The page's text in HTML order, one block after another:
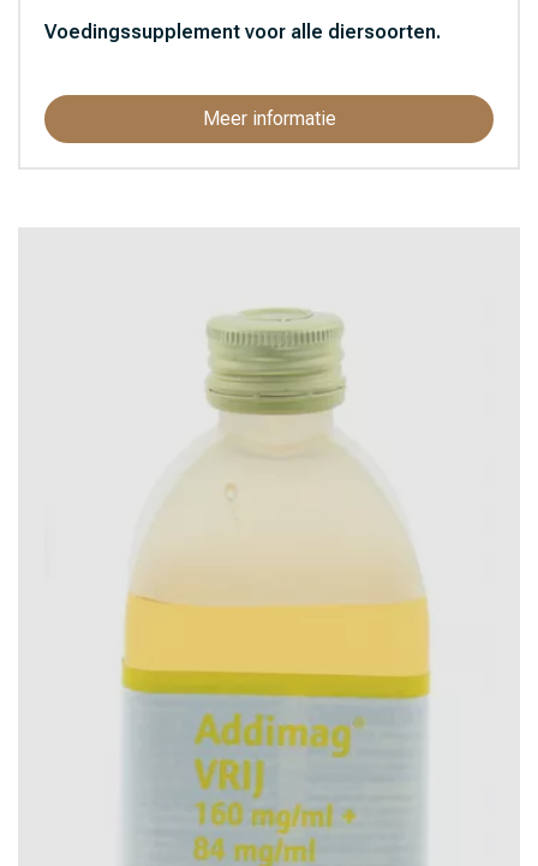
Voedingssupplement voor alle diersoorten.
Meer informatie